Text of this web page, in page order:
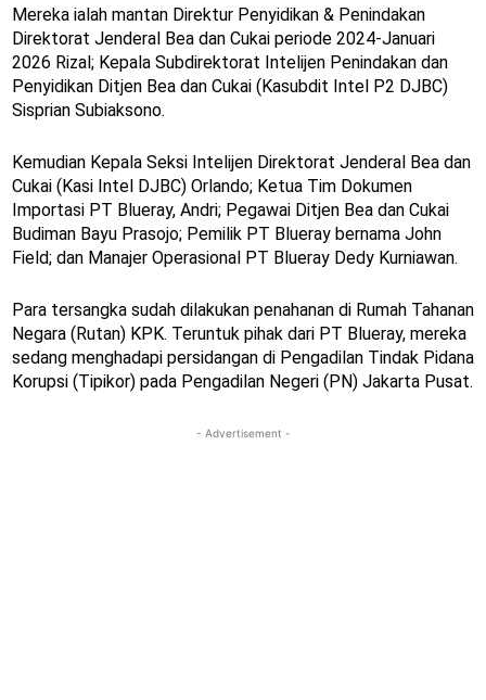
Mereka ialah mantan Direktur Penyidikan & Penindakan
Direktorat Jenderal Bea dan Cukai periode 2024-Januari
2026 Rizal; Kepala Subdirektorat Intelijen Penindakan dan
Penyidikan Ditjen Bea dan Cukai (Kasubdit Intel P2 DJBC)
Sisprian Subiaksono.
Kemudian Kepala Seksi Intelijen Direktorat Jenderal Bea dan
Cukai (Kasi Intel DJBC) Orlando; Ketua Tim Dokumen
Importasi PT Blueray, Andri; Pegawai Ditjen Bea dan Cukai
Budiman Bayu Prasojo; Pemilik PT Blueray bernama John
Field; dan Manajer Operasional PT Blueray Dedy Kurniawan.
Para tersangka sudah dilakukan penahanan di Rumah Tahanan
Negara (Rutan) KPK. Teruntuk pihak dari PT Blueray, mereka
sedang menghadapi persidangan di Pengadilan Tindak Pidana
Korupsi (Tipikor) pada Pengadilan Negeri (PN) Jakarta Pusat.
- Advertisement -